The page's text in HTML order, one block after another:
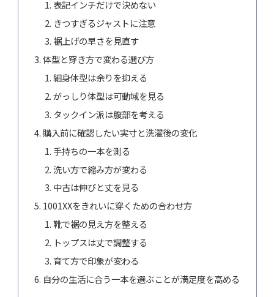
表記インチだけで決めない
きつすぎるジャストに注意
裾上げの早さを見直す
体型と穿き方で変わる選び方
細身体型は余りを抑える
がっしり体型は可動域を見る
タックイン派は腹部を考える
購入前に確認したい実寸と洗濯後の変化
手持ちの一本を測る
洗い方で縮み方が変わる
中古は伸びと丈を見る
1001XXをきれいに穿くための合わせ方
靴で裾の見え方を整える
トップスは丈で調整する
育て方で印象が変わる
自分の生活に合う一本を選ぶことが満足度を高める